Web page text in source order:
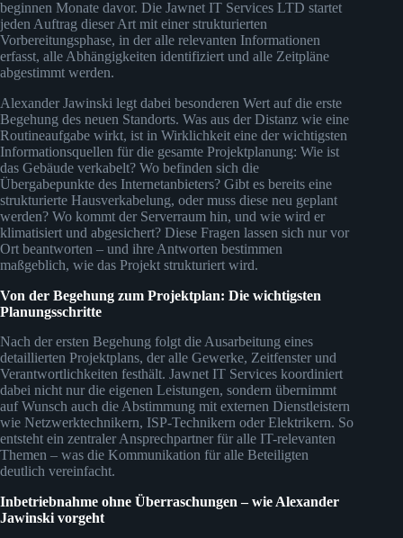
beginnen Monate davor. Die Jawnet IT Services LTD startet
jeden Auftrag dieser Art mit einer strukturierten
Vorbereitungsphase, in der alle relevanten Informationen
erfasst, alle Abhängigkeiten identifiziert und alle Zeitpläne
abgestimmt werden.
Alexander Jawinski legt dabei besonderen Wert auf die erste
Begehung des neuen Standorts. Was aus der Distanz wie eine
Routineaufgabe wirkt, ist in Wirklichkeit eine der wichtigsten
Informationsquellen für die gesamte Projektplanung: Wie ist
das Gebäude verkabelt? Wo befinden sich die
Übergabepunkte des Internetanbieters? Gibt es bereits eine
strukturierte Hausverkabelung, oder muss diese neu geplant
werden? Wo kommt der Serverraum hin, und wie wird er
klimatisiert und abgesichert? Diese Fragen lassen sich nur vor
Ort beantworten – und ihre Antworten bestimmen
maßgeblich, wie das Projekt strukturiert wird.
Von der Begehung zum Projektplan: Die wichtigsten
Planungsschritte
Nach der ersten Begehung folgt die Ausarbeitung eines
detaillierten Projektplans, der alle Gewerke, Zeitfenster und
Verantwortlichkeiten festhält. Jawnet IT Services koordiniert
dabei nicht nur die eigenen Leistungen, sondern übernimmt
auf Wunsch auch die Abstimmung mit externen Dienstleistern
wie Netzwerktechnikern, ISP-Technikern oder Elektrikern. So
entsteht ein zentraler Ansprechpartner für alle IT-relevanten
Themen – was die Kommunikation für alle Beteiligten
deutlich vereinfacht.
Inbetriebnahme ohne Überraschungen – wie Alexander
Jawinski vorgeht